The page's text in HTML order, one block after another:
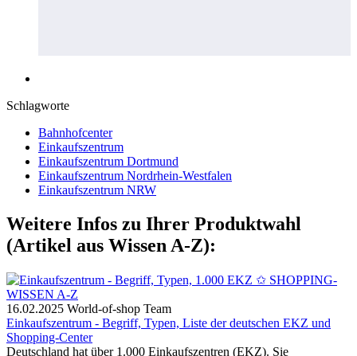
Schlagworte
Bahnhofcenter
Einkaufszentrum
Einkaufszentrum Dortmund
Einkaufszentrum Nordrhein-Westfalen
Einkaufszentrum NRW
Weitere Infos zu Ihrer Produktwahl
(Artikel aus Wissen A-Z):
16.02.2025 World-of-shop Team
Einkaufszentrum - Begriff, Typen, Liste der deutschen EKZ und
Shopping-Center
Deutschland hat über 1.000 Einkaufszentren (EKZ). Sie